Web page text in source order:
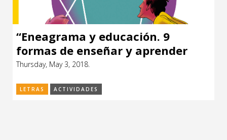
“Eneagrama y educación. 9
formas de enseñar y aprender
para la realización del ser” de
Sanden
Thursday, May 3, 2018.
LETRAS ACTIVIDADES